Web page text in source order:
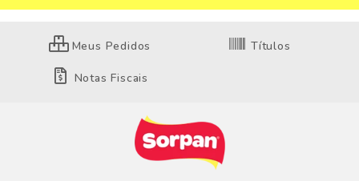
Meus Pedidos Títulos
Notas Fiscais